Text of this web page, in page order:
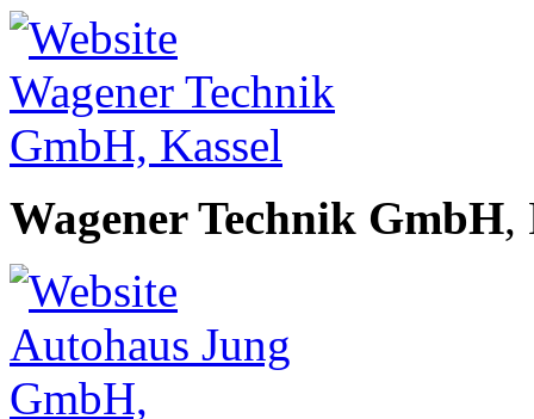
Wagener Technik GmbH,